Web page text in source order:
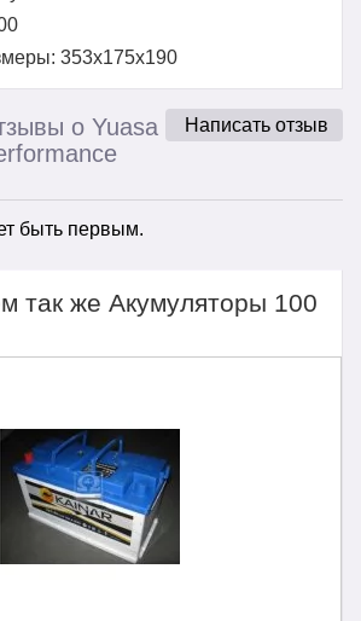
353x175x190
Написать отзыв
о Yuasa
быть первым.
так же Акумуляторы 100